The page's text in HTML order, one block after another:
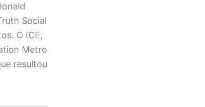
Social
O ICE,
Metro
resultou